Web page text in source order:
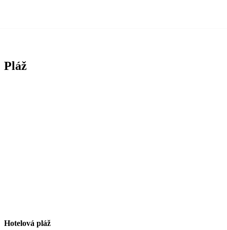
Pláž
Hotelová pláž